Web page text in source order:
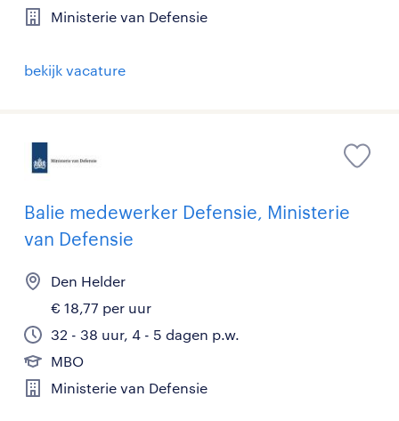
Ministerie van Defensie
bekijk vacature
Balie medewerker Defensie, Ministerie
van Defensie
Den Helder
€ 18,77 per uur
32 - 38 uur, 4 - 5 dagen p.w.
MBO
Ministerie van Defensie